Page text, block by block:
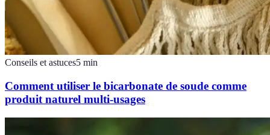
Conseils et astuces5 min
Comment utiliser le bicarbonate de soude comme
produit naturel multi-usages